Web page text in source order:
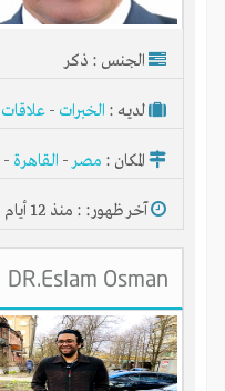
الجنس : ذكر
لديـه : الخبرات - علاقات
المكان : مصر- القاهرة -
آخر ظهور: : منذ 12 أيام
DR.Eslam Osman